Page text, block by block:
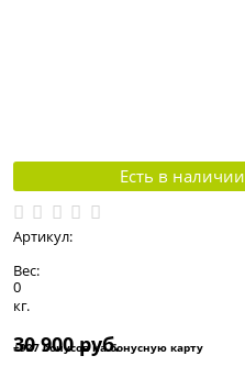
Есть в наличии
Артикул:
Вес:
0
кг.
30 900 руб.
+927 бонусов на бонусную карту